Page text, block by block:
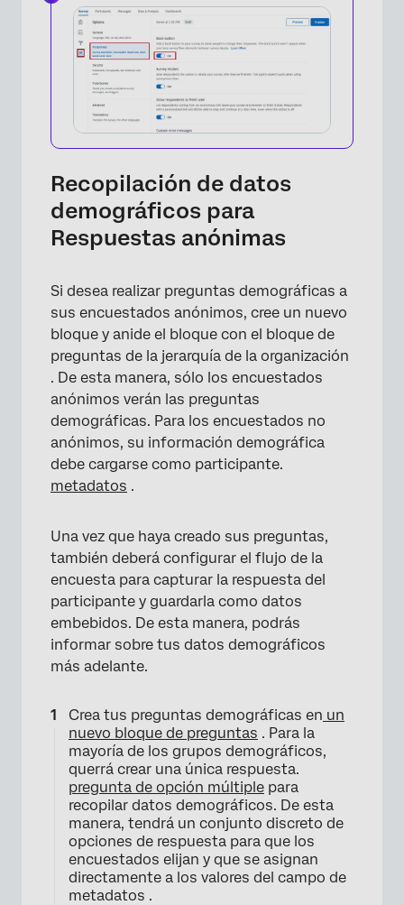
×
×
Recopilación de datos
demográficos para
Respuestas anónimas
Si desea realizar preguntas demográficas a
sus encuestados anónimos, cree un nuevo
bloque y anide el bloque con el bloque de
preguntas de la jerarquía de la organización
. De esta manera, sólo los encuestados
anónimos verán las preguntas
demográficas. Para los encuestados no
anónimos, su información demográfica
debe cargarse como participante.
metadatos .
Una vez que haya creado sus preguntas,
también deberá configurar el flujo de la
encuesta para capturar la respuesta del
participante y guardarla como datos
embebidos. De esta manera, podrás
informar sobre tus datos demográficos
más adelante.
Crea tus preguntas demográficas en un
nuevo bloque de preguntas . Para la
mayoría de los grupos demográficos,
querrá crear una única respuesta.
pregunta de opción múltiple para
recopilar datos demográficos. De esta
manera, tendrá un conjunto discreto de
opciones de respuesta para que los
encuestados elijan y que se asignan
directamente a los valores del campo de
metadatos .